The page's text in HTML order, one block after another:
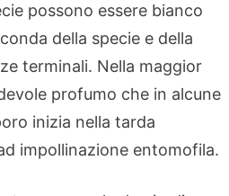
possono essere bianco
della specie e della
terminali. Nella maggior
profumo che in alcune
inizia nella tarda
impollinazione entomofila.